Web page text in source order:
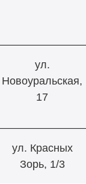
ул.
Новоуральская,
17
ул. Красных
Зорь, 1/3